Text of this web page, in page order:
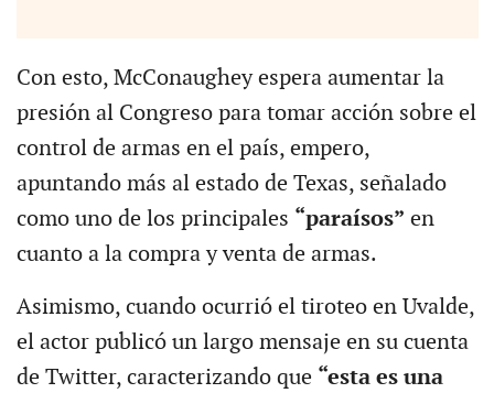
Con esto, McConaughey espera aumentar la
presión al Congreso para tomar acción sobre el
control de armas en el país, empero,
apuntando más al estado de Texas, señalado
como uno de los principales “paraísos” en
cuanto a la compra y venta de armas.
Asimismo, cuando ocurrió el tiroteo en Uvalde,
el actor publicó un largo mensaje en su cuenta
de Twitter, caracterizando que “esta es una